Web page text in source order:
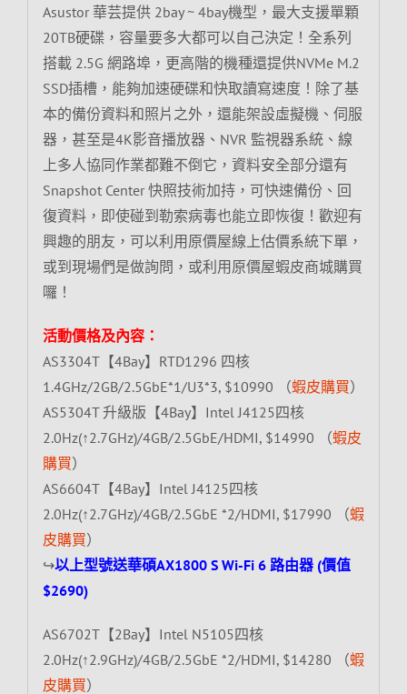
Asustor 華芸提供 2bay ~ 4bay機型，最大支援單顆
20TB硬碟，容量要多大都可以自己決定！全系列
搭載 2.5G 網路埠，更高階的機種還提供NVMe M.2
SSD插槽，能夠加速硬碟和快取讀寫速度！除了基
本的備份資料和照片之外，還能架設虛擬機、伺服
器，甚至是4K影音播放器、NVR 監視器系統、線
上多人協同作業都難不倒它，資料安全部分還有
Snapshot Center 快照技術加持，可快速備份、回
復資料，即使碰到勒索病毒也能立即恢復！歡迎有
興趣的朋友，可以利用原價屋線上估價系統下單，
或到現場們是做詢問，或利用原價屋蝦皮商城購買
囉！
活動價格及內容：
AS3304T【4Bay】RTD1296 四核
1.4GHz/2GB/2.5GbE*1/U3*3, $10990 （蝦皮購買）
AS5304T 升級版【4Bay】Intel J4125四核
2.0Hz(↑2.7GHz)/4GB/2.5GbE/HDMI, $14990 （蝦皮
購買）
AS6604T【4Bay】Intel J4125四核
2.0Hz(↑2.7GHz)/4GB/2.5GbE *2/HDMI, $17990 （蝦
皮購買）
↪以上型號送華碩AX1800 S Wi-Fi 6 路由器 (價值
$2690)
AS6702T【2Bay】Intel N5105四核
2.0Hz(↑2.9GHz)/4GB/2.5GbE *2/HDMI, $14280 （蝦
皮購買）